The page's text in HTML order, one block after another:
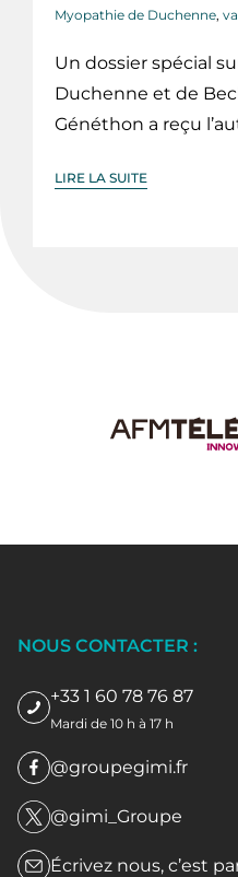
Myopathie de Duchenne,
Un dossier spécial
Duchenne et de
Généthon a reçu
LIRE LA SUITE
NOUS CONTACTER :
+33 1 60 78 76 87
Mardi de 10 h à 17 h
@groupegimi.fr
@gimi_Groupe
Écrivez nous, c’est